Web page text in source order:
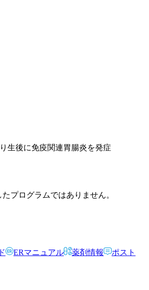
生後に免疫関連胃腸炎を発症
プログラムではありません。
ERマニュアル 薬剤情報 ポスト